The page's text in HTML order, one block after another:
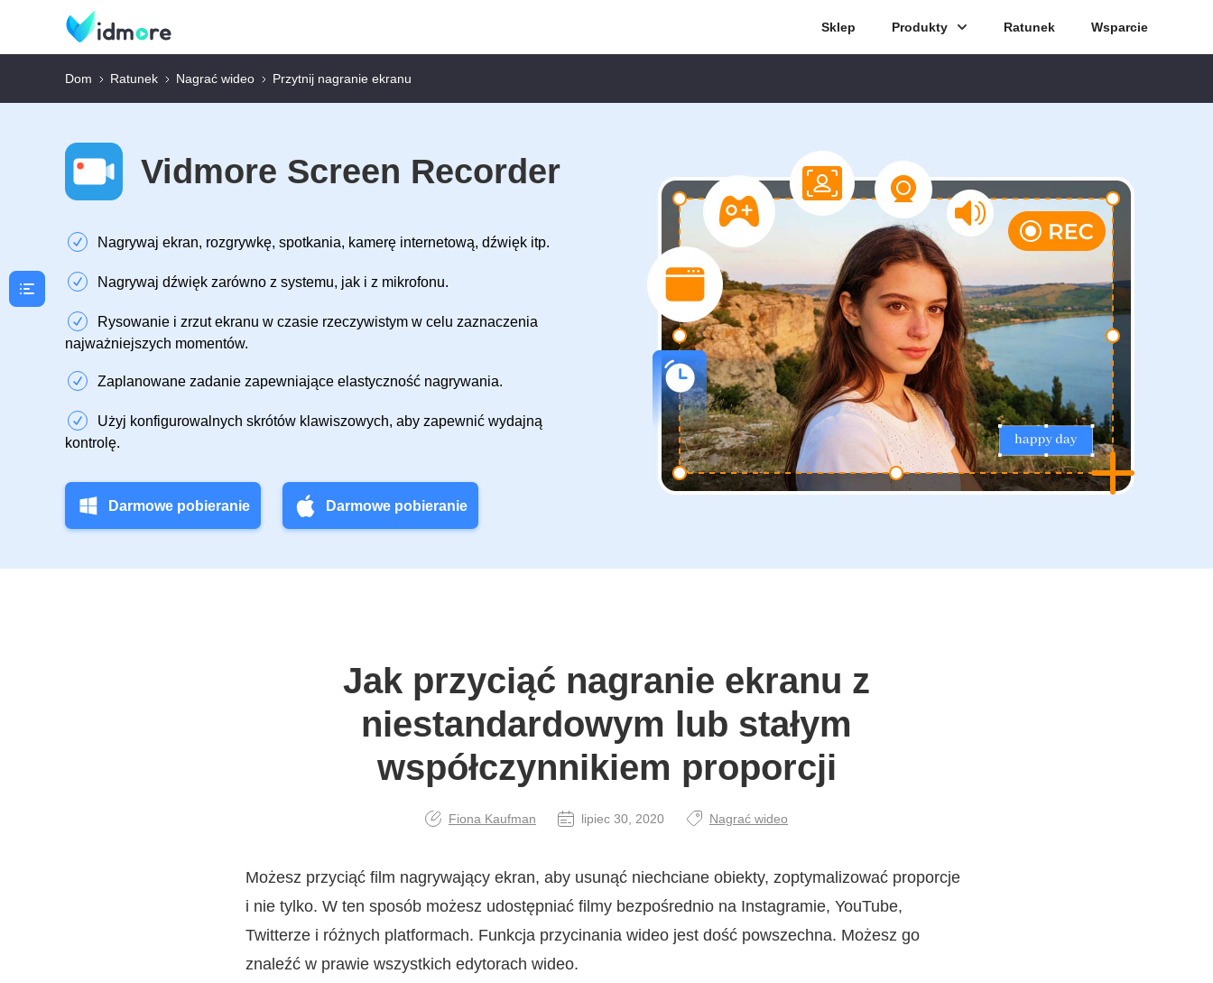
Sklep Produkty Ratunek Wsparcie
Dom Ratunek Nagrać wideo Przytnij nagranie ekranu
Vidmore Screen Recorder
Nagrywaj ekran, rozgrywkę, spotkania, kamerę internetową, dźwięk itp.
Nagrywaj dźwięk zarówno z systemu, jak i z mikrofonu.
Rysowanie i zrzut ekranu w czasie rzeczywistym w celu zaznaczenia
najważniejszych momentów.
Zaplanowane zadanie zapewniające elastyczność nagrywania.
Użyj konfigurowalnych skrótów klawiszowych, aby zapewnić wydajną
kontrolę.
Darmowe pobieranie Darmowe pobieranie
Jak przyciąć nagranie ekranu z
niestandardowym lub stałym
współczynnikiem proporcji
Fiona Kaufman lipiec 30, 2020 Nagrać wideo
Możesz przyciąć film nagrywający ekran, aby usunąć niechciane obiekty, zoptymalizować proporcje
i nie tylko. W ten sposób możesz udostępniać filmy bezpośrednio na Instagramie, YouTube,
Twitterze i różnych platformach. Funkcja przycinania wideo jest dość powszechna. Możesz go
znaleźć w prawie wszystkich edytorach wideo.